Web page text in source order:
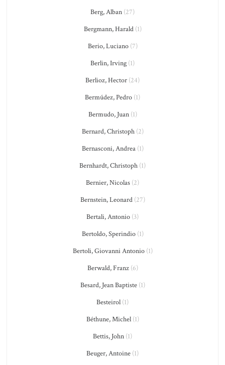
Berg, Alban (27)
Bergmann, Harald(1)
Berio, Luciano(7)
Berlin, Irving (1)
Berlioz, Hector (24)
Bermúdez, Pedro (1)
Bermudo, Juan(1)
Bernard, Christoph(2)
Bernasconi, Andrea(1)
Bernhardt, Christoph (1)
Bernier, Nicolas (2)
Bernstein, Leonard(27)
Bertali, Antonio (3)
Bertoldo, Sperindio(1)
Bertoli, Giovanni Antonio(1)
Berwald, Franz(6)
Besard, Jean Baptiste(1)
Besteirol (1)
Béthune, Michel(1)
Bettis, John (1)
Beuger, Antoine (1)